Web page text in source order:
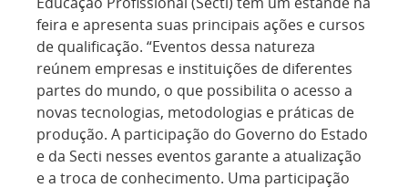
feira e apresenta suas principais ações e cursos
de qualificação. “Eventos dessa natureza
reúnem empresas e instituições de diferentes
partes do mundo, o que possibilita o acesso a
novas tecnologias, metodologias e práticas de
produção. A participação do Governo do Estado
e da Secti nesses eventos garante a atualização
e a troca de conhecimento. Uma participação